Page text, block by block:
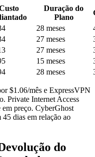
Duração do
Plano
28 meses
27 meses
27 meses
15 meses
28 meses
$1.06/mês e ExpressVPN
Private Internet Access
em preço. CyberGhost
dias em relação ao
do